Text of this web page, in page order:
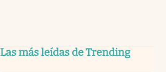
Las más leídas de Trending